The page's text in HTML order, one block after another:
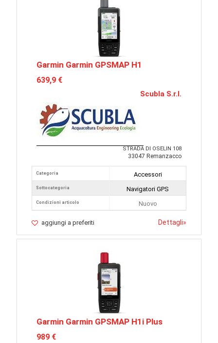
Garmin Garmin GPSMAP H1
639,9 €
Scubla S.r.l.
STRADA DI OSELIN 108
33047 Remanzacco
Categoria
Sottocategoria
Condizioni articolo
Accessori
Navigatori GPS
Nuovo
aggiungi a preferiti Dettagli»
Garmin Garmin GPSMAP H1i Plus
989 €